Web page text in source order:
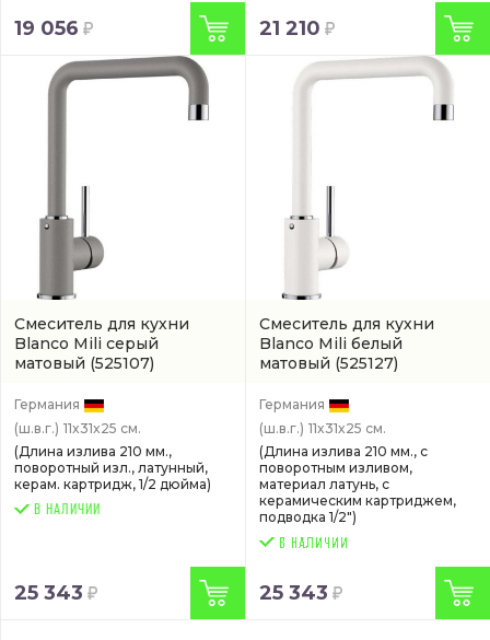
19 056 21 210
Смеситель для кухни
Blanco Mili серый
матовый (525107)
Германия
(ш.в.г.) 11x31x25 см.
(Длина излива 210 мм.,
поворотный изл., латунный,
керам. картридж, 1/2 дюйма)
В НАЛИЧИИ
25 343
Смеситель для кухни
Blanco Mili белый
матовый (525127)
Германия
(ш.в.г.) 11x31x25 см.
(Длина излива 210 мм., с
поворотным изливом,
материал латунь, с
керамическим картриджем,
подводка 1/2")
25 343